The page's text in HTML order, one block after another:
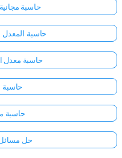
حاسبة
حاسبة المعدل
حاسبة معدل
حاسبة
حاسبة
حل مسائل